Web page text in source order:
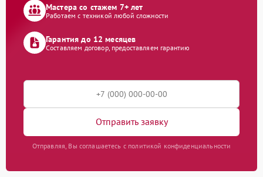
Мастера со стажем 7+ лет
Работаем с техникой любой сложности
Гарантия до 12 месяцев
Составляем договор, предоставляем гарантию
Отправить заявку
Отправляя, Вы соглашаетесь с политикой конфиденциальности